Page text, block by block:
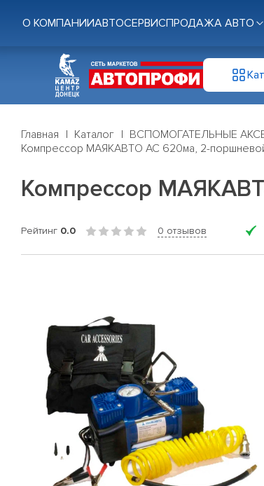
О КОМПАНИИАВТОСЕРВИСПРОДАЖА АВТО
Главная Каталог ВСПОМОГАТЕЛЬНЫЕ
Компрессор МАЯКАВТО АС 620ма, 2-
Компрессор
Рейтинг 0.0 0 отзывов